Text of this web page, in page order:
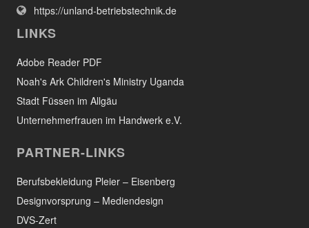
https://unland-betriebstechnik.de
LINKS
Adobe Reader PDF
Noah's Ark Children's Ministry Uganda
Stadt Füssen im Allgäu
Unternehmerfrauen im Handwerk e.V.
PARTNER-LINKS
Berufsbekleidung Pleier – Eisenberg
Designvorsprung – Mediendesign
DVS-Zert